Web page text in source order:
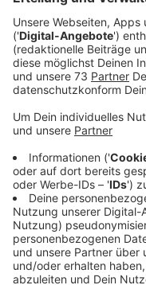
Anzeige
Wir
Video-
Wir
Daten
Details
Nutzung